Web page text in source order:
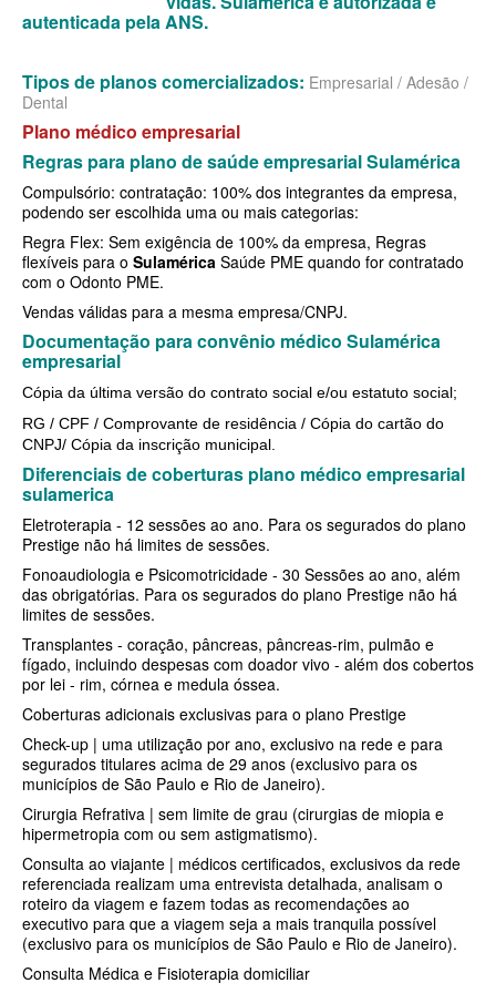
MEDIAL PLANO DE SAÚDE EMPRESARIAL
MEDICAL HEALTH PLANO DE SAÚDE EMPRESARIAL
NEXT SEISA PLANO DE SAÚDE EMPRESARIAL
NOTREDAME PLANO DE SAÚDE EMPRESARIAL
OMINT PLANO DE SAÚDE EMPRESARIAL
ONE HEALTH PLANO DE SAÚDE EMPRESARIAL
PLENA PLANO DE SAÚDE EMPRESARIAL
PORTO SEGURO PLANO DE SAÚDE EMPRESARIAL
SAMED PLANO DE SAÚDE EMPRESARIAL
SANTA CASA DE MAUÁ PLANO DE SAÚDE EMPRESARIAL
SANTARIS PLANO DE SAÚDE EMPRESARIAL
SANTA HELENA PLANO DE SAÚDE EMPRESARIAL
SÃO CRISTOVÃO PLANO DE SAÚDE EMPRESARIAL
SÃO MIGUEL PLANO DE SAÚDE EMPRESARIAL
SISTEMAS PLANO DE SAÚDE EMPRESARIAL
SOMPO PLANO DE SAÚDE EMPRESARIAL
TOTAL MEDCARE PLANO DE SAÚDE EMPRESARIAL
TRASMONTANO PLANO DE SAÚDE EMPRESARIAL
UNIMED CENTRAL PLANO DE SAÚDE EMPRESARIAL
UNIMED GUARULHOS PLANO DE SAÚDE EMPRESARIAL
ÚNICA PLANO DE SAÚDE EMPRESARIAL
PLANO DE SAÚDE INDIVIDUAL
BIO SAÚDE PLANO DE SAÚDE INDIVIDUAL
BIOVIDA PLANO DE SAÚDE INDIVIDUAL
BLUE MED PLANO DE SAÚDE INDIVIDUAL
CLASSES PLANO DE SAÚDE INDIVIDUAL
CUIDAR ME PLANO DE SAÚDE INDIVIDUAL
GARANTIA GS PLANO INDIVIDUAL
GNDI PLANO DE SAÚDE INDIVIDUAL
KIPP PLANO DE SAÚDE INDIVIDUAL
MEDICAL HEALTH PLANO DE SAÚDE INDIVIDUAL
MED TOUR PLANO DE SAÚDE INDIVIDUAL
autenticada pela ANS.
Tipos de planos comercializados: Empresarial / Adesão /
Dental
Plano médico empresarial
Regras para plano de saúde empresarial Sulamérica
Compulsório: contratação: 100% dos integrantes da empresa,
podendo ser escolhida uma ou mais categorias:
Regra Flex: Sem exigência de 100% da empresa, Regras
flexíveis para o Sulamérica Saúde PME quando for contratado
com o Odonto PME.
Vendas válidas para a mesma empresa/CNPJ.
Documentação para convênio médico Sulamérica
empresarial
Cópia da última versão do contrato social e/ou estatuto social;
RG / CPF / Comprovante de residência / Cópia do cartão do
CNPJ/ Cópia da inscrição municipal.
Diferenciais de coberturas plano médico empresarial
sulamerica
Eletroterapia - 12 sessões ao ano. Para os segurados do plano
Prestige não há limites de sessões.
Fonoaudiologia e Psicomotricidade - 30 Sessões ao ano, além
das obrigatórias. Para os segurados do plano Prestige não há
limites de sessões.
Transplantes - coração, pâncreas, pâncreas-rim, pulmão e
fígado, incluindo despesas com doador vivo - além dos cobertos
por lei - rim, córnea e medula óssea.
Coberturas adicionais exclusivas para o plano Prestige
Check-up | uma utilização por ano, exclusivo na rede e para
segurados titulares acima de 29 anos (exclusivo para os
municípios de São Paulo e Rio de Janeiro).
Cirurgia Refrativa | sem limite de grau (cirurgias de miopia e
hipermetropia com ou sem astigmatismo).
Consulta ao viajante | médicos certificados, exclusivos da rede
referenciada realizam uma entrevista detalhada, analisam o
roteiro da viagem e fazem todas as recomendações ao
executivo para que a viagem seja a mais tranquila possível
(exclusivo para os municípios de São Paulo e Rio de Janeiro).
Consulta Médica e Fisioterapia domiciliar